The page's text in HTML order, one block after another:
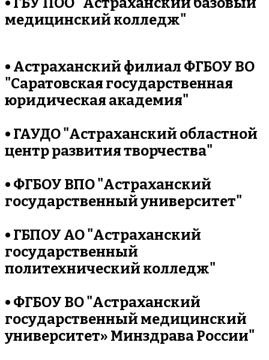
медицинский колледж"
• Астраханский филиал ФГБОУ ВО
"Саратовская государственная
юридическая академия"
• ГАУДО "Астраханский областной
центр развития творчества"
• ФГБОУ ВПО "Астраханский
государственный университет"
• ГБПОУ АО "Астраханский
государственный
политехнический колледж"
• ФГБОУ ВО "Астраханский
государственный медицинский
университет» Минздрава России"